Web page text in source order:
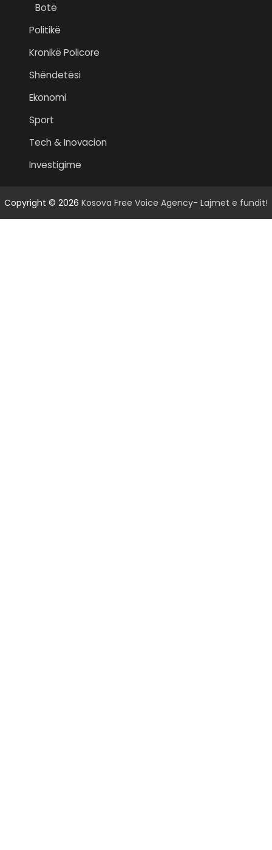
Botë
Politikë
Kronikë Policore
Shëndetësi
Ekonomi
Sport
Tech & Inovacion
Investigime